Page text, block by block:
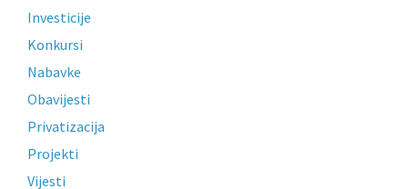
Investicije
Konkursi
Nabavke
Obavijesti
Privatizacija
Projekti
Vijesti